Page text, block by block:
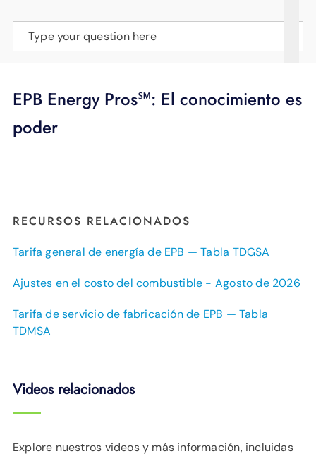
Type your question here
EPB Energy Pros℠: El conocimiento es
poder
RECURSOS RELACIONADOS
Tarifa general de energía de EPB — Tabla TDGSA
Ajustes en el costo del combustible - Agosto de 2026
Tarifa de servicio de fabricación de EPB — Tabla
TDMSA
Videos relacionados
Explore nuestros videos y más información, incluidas